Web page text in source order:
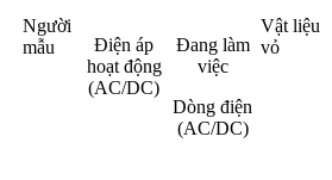
Người
mẫu
Điện áp
hoạt động
(AC/DC)
Đang làm
việc
Dòng điện
(AC/DC)
Vật liệu
vỏ